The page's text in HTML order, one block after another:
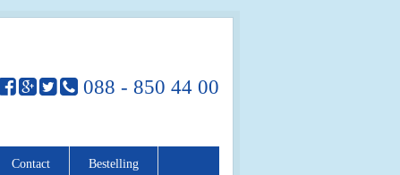
088 - 850 44 00
Contact Bestelling